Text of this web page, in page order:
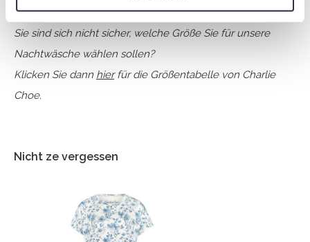
Sie sind sich nicht sicher, welche Größe Sie für unsere
Nachtwäsche wählen sollen?
Klicken Sie dann hierfür die Größentabelle von Charlie
Choe.
Nicht ze vergessen